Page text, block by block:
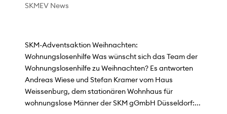
SKMEV News
SKM-Adventsaktion Weihnachten:
Wohnungslosenhilfe Was wünscht sich das Team der
Wohnungslosenhilfe zu Weihnachten? Es antworten
Andreas Wiese und Stefan Kramer vom Haus
Weissenburg, dem stationären Wohnhaus für
wohnungslose Männer der SKM gGmbH Düsseldorf:...